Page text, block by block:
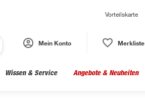
Vorteilskarte
Mein Konto Merkliste
Wissen & Service Angebote & Neuheiten